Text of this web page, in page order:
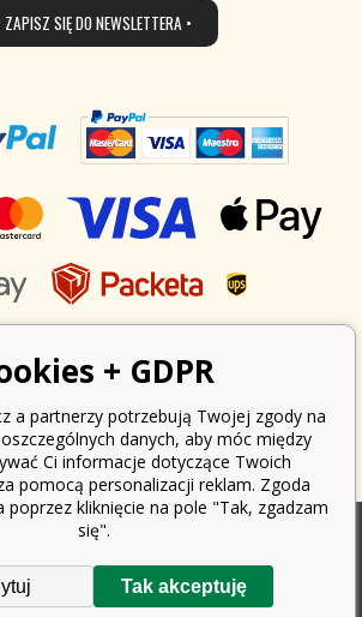
ZAPISZ SIĘ DO NEWSLETTERA •
sprzedaży, sprzedawca jest zobowiązany
paragonu. Jednocześnie jest zobowiązany
przychód u organu podatkowego online; w
+ GDPR
a partnerzy potrzebują Twojej zgody na
danych, aby móc między
Ci informacje dotyczące Twoich
pomocą personalizacji reklam. Zgoda
poprzez kliknięcie na pole "Tak, zgadzam
się".
Tak akceptuję